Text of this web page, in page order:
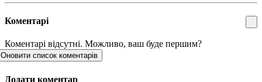
Коментарі
Коментарі відсутні. Можливо, ваш буде першим?
Оновити список коментарів
Додати коментар